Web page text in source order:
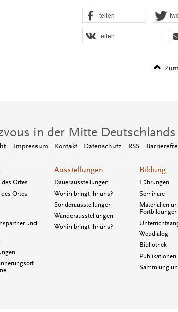
teilen
teilen
in der Mitte Deutschlands
Impressum Kontakt Datenschutz RSS
Ortes
Ortes
und
Ausstellungen
Dauerausstellungen
Wohin bringt ihr uns?
Sonderausstellungen
Wanderausstellungen
Wohin bringt ihr uns?
Bildung
Führungen
Seminare
Materialien
Fortbildungen
Webdialog
Bibliothek
Publikationen
Sammlung